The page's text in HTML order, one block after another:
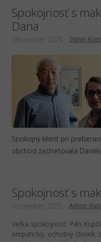
Spokojnosť s
Dana
Dana
december 2025
Spokojný klient pri
obchod zastrešovala
Spokojnosť s
Anton
november 2025
Veľká spokojnosť. Pán
empatický, ochotný človek.